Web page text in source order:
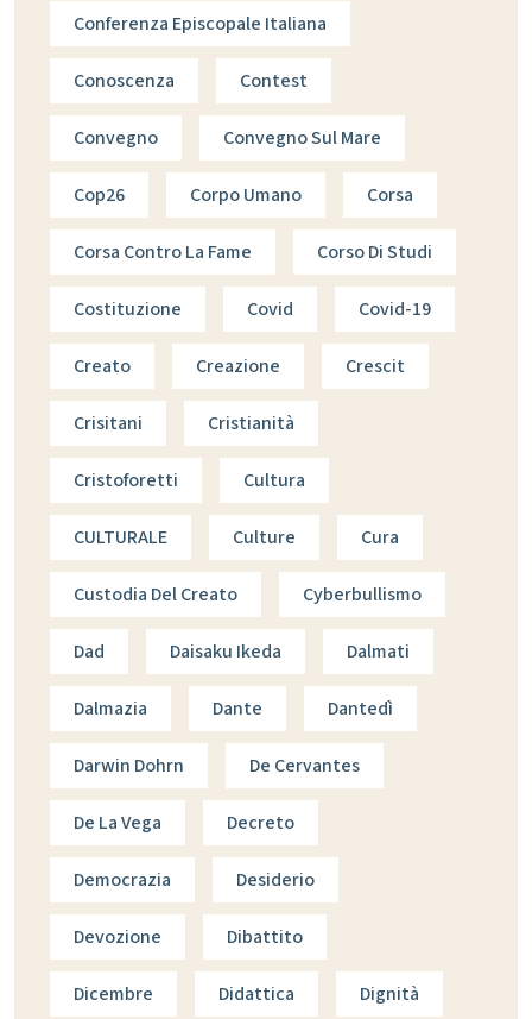
Conferenza Episcopale Italiana
Conoscenza Contest
Convegno Convegno Sul Mare
Cop26 Corpo Umano Corsa
Corsa Contro La Fame Corso Di Studi
Costituzione Covid Covid-19
Creato Creazione Crescit
Crisitani Cristianità
Cristoforetti Cultura
CULTURALE Culture Cura
Custodia Del Creato Cyberbullismo
Dad Daisaku Ikeda Dalmati
Dalmazia Dante Dantedì
Darwin Dohrn De Cervantes
De La Vega Decreto
Democrazia Desiderio
Devozione Dibattito
Dicembre Didattica Dignità